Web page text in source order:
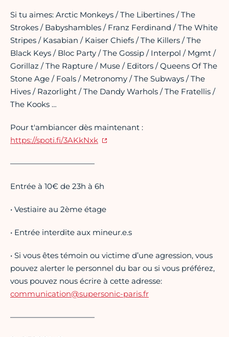
Si tu aimes: Arctic Monkeys / The Libertines / The
Strokes / Babyshambles / Franz Ferdinand / The White
Stripes / Kasabian / Kaiser Chiefs / The Killers / The
Black Keys / Bloc Party / The Gossip / Interpol / Mgmt /
Gorillaz / The Rapture / Muse / Editors / Queens Of The
Stone Age / Foals / Metronomy / The Subways / The
Hives / Razorlight / The Dandy Warhols / The Fratellis /
The Kooks …
Pour t'ambiancer dès maintenant :
https://spoti.fi/3AKkNxk
———————————
Entrée à 10€ de 23h à 6h
• Vestiaire au 2ème étage
• Entrée interdite aux mineur.e.s
• Si vous êtes témoin ou victime d’une agression, vous
pouvez alerter le personnel du bar ou si vous préférez,
vous pouvez nous écrire à cette adresse:
communication@supersonic-paris.fr
———————————